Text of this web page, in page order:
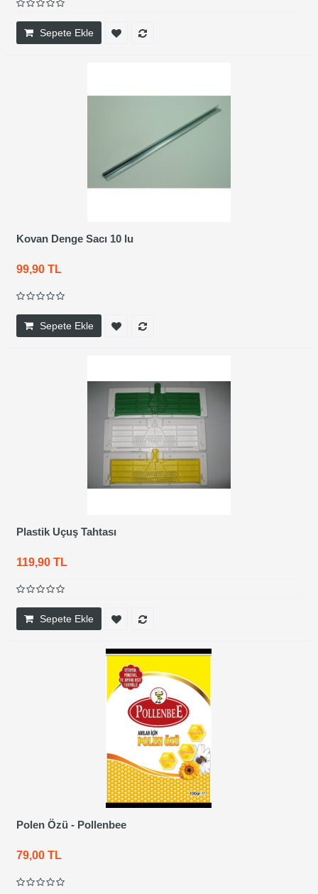
Sepete Ekle
Kovan Denge Sacı 10 lu
99,90 TL
Sepete Ekle
Plastik Uçuş Tahtası
119,90 TL
Sepete Ekle
Polen Özü - Pollenbee
79,00 TL